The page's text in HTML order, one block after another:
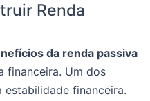
Renda
da renda passiva
financeira. Um dos
financeira.